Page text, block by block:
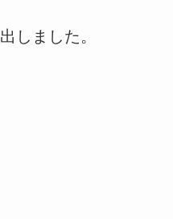
しました。